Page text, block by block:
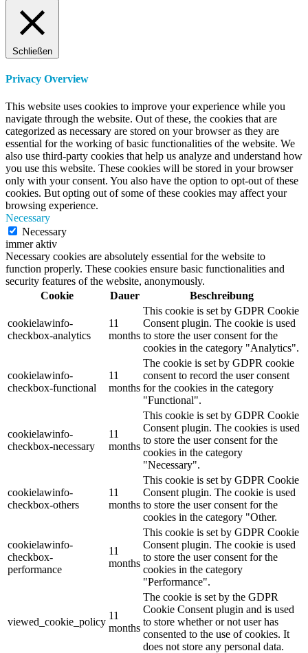
Schließen
Privacy Overview
This website uses cookies to improve your experience while you
navigate through the website. Out of these, the cookies that are
categorized as necessary are stored on your browser as they are
essential for the working of basic functionalities of the website. We
also use third-party cookies that help us analyze and understand how
you use this website. These cookies will be stored in your browser
only with your consent. You also have the option to opt-out of these
cookies. But opting out of some of these cookies may affect your
browsing experience.
Necessary
Necessary
immer aktiv
Necessary cookies are absolutely essential for the website to
function properly. These cookies ensure basic functionalities and
security features of the website, anonymously.
Cookie
Dauer Beschreibung
cookielawinfo-
checkbox-analytics
11
months
This cookie is set by GDPR Cookie
Consent plugin. The cookie is used
to store the user consent for the
cookies in the category "Analytics".
cookielawinfo-
checkbox-functional
11
months
The cookie is set by GDPR cookie
consent to record the user consent
for the cookies in the category
"Functional".
cookielawinfo-
checkbox-necessary
11
months
This cookie is set by GDPR Cookie
Consent plugin. The cookies is used
to store the user consent for the
cookies in the category
"Necessary".
cookielawinfo-
checkbox-others
11
months
This cookie is set by GDPR Cookie
Consent plugin. The cookie is used
to store the user consent for the
cookies in the category "Other.
cookielawinfo-
checkbox-
performance
11
months
This cookie is set by GDPR Cookie
Consent plugin. The cookie is used
to store the user consent for the
cookies in the category
"Performance".
viewed_cookie_policy
11
months
The cookie is set by the GDPR
Cookie Consent plugin and is used
to store whether or not user has
consented to the use of cookies. It
does not store any personal data.